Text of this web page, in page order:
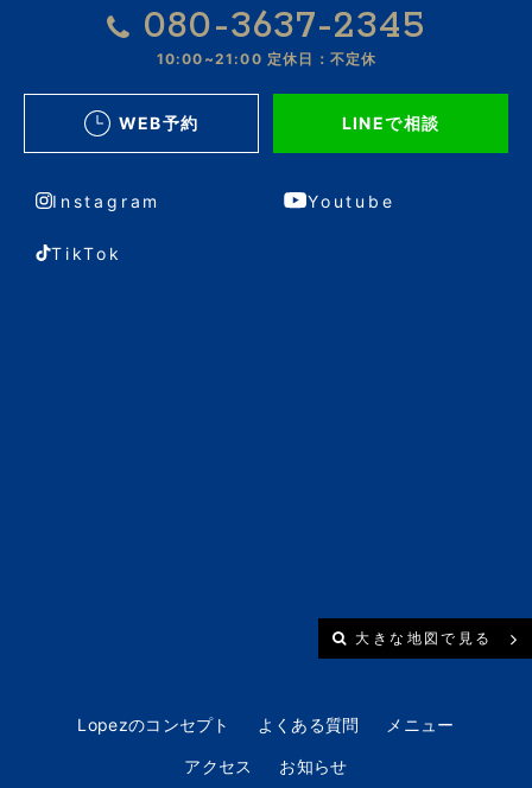
080-3637-2345
10:00~21:00 定休日：不定休
WEB予約 LINEで相談
Instagram Youtube
TikTok
大きな地図で見る
Lopezのコンセプト よくある質問 メニュー
アクセス お知らせ